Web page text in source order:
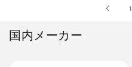
1
国内メーカー